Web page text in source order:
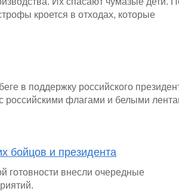
кроется в отходах, которые
в поддержку российского
российскими флагами и белыми
бойцов и президента
готовности внесли очередные